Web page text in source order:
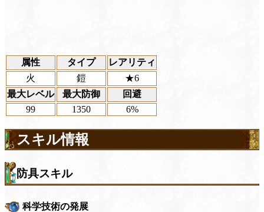
属性 タイプ
レアリティ
火
鎧
★6
最大レベル
最大防御
回避
99
1350 6%
スキル情報
防具スキル
科学技術の発展